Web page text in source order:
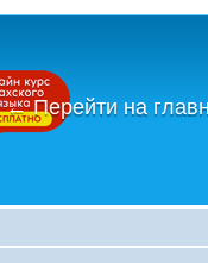
←Перейти на